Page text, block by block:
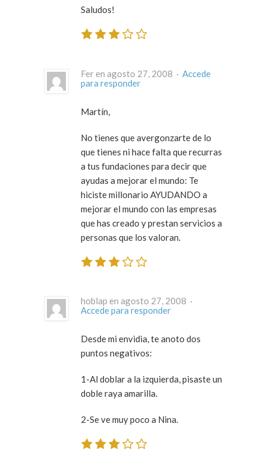
Saludos!
Fer en agosto 27, 2008 · Accede
para responder
Martín,
No tienes que avergonzarte de lo
que tienes ni hace falta que recurras
a tus fundaciones para decir que
ayudas a mejorar el mundo: Te
hiciste millonario AYUDANDO a
mejorar el mundo con las empresas
que has creado y prestan servicios a
personas que los valoran.
hoblap en agosto 27, 2008 ·
Accede para responder
Desde mi envidia, te anoto dos
puntos negativos:
1-Al doblar a la izquierda, pisaste un
doble raya amarilla.
2-Se ve muy poco a Nina.